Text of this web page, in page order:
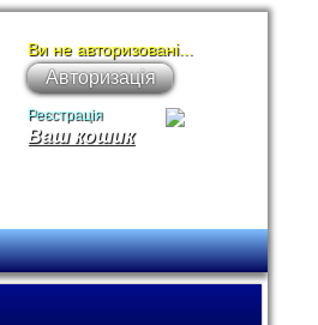
Ваш кошик
Ви не авторизовані...
Авторизація
Реєстрація